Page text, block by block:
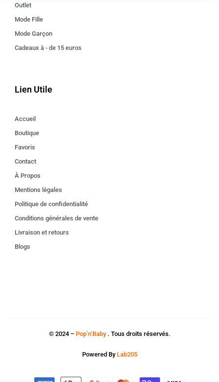
Outlet
Mode Fille
Mode Garçon
Cadeaux à - de 15 euros
Lien Utile
Accueil
Boutique
Favoris
Contact
À Propos
Mentions légales
Politique de confidentialité
Conditions générales de vente
Livraison et retours
Blogs
© 2024 – Pop’n’Baby. Tous droits réservés.
Powered By Lab205